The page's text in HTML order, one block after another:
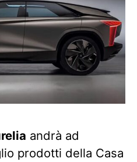
andrà ad
prodotti della Casa